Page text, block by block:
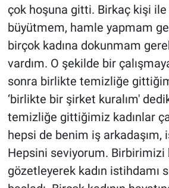
çok hoşuna gitti. Birkaç kişi ile
büyütmem, hamle yapmam
birçok kadına dokunmam
vardım. O şekilde bir
sonra birlikte temizliğe
‘birlikte bir şirket kuralım'
temizliğe gittiğimiz kadınlar
hepsi de benim iş arkadaşım,
Hepsini seviyorum. Birbirimizi
gözetleyerek kadın istihdamı